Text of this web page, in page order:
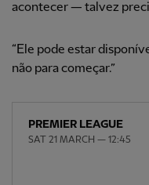
acontecer — talvez
“Ele pode estar
não para começar.”
PREMIER LEAGUE
SAT 21 MARCH — 12:45